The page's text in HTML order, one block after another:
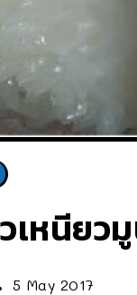
เหนียว
5 May 2017